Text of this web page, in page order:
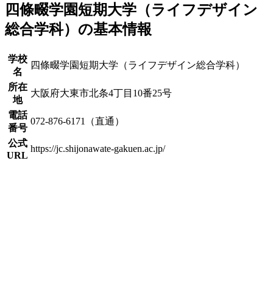
四條畷学園短期大学（ライフデザイン
総合学科）の基本情報
学校
名
四條畷学園短期大学（ライフデザイン総合学科）
所在
地
大阪府大東市北条4丁目10番25号
電話
番号
072-876-6171（直通）
公式
URL
https://jc.shijonawate-gakuen.ac.jp/